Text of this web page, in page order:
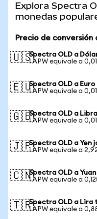
Explora Spectra
monedas
Precio de conversión
🇺🇸Spectra OLD a
1 APW equivale a
🇪🇺Spectra OLD a Euro
1 APW equivale a
🇬🇧Spectra OLD a
1 APW equivale a
🇯🇵Spectra OLD a Yen
1 APW equivale a
🇨🇳Spectra OLD a
1 APW equivale a
🇹🇷Spectra OLD a Lira
1 APW equivale a